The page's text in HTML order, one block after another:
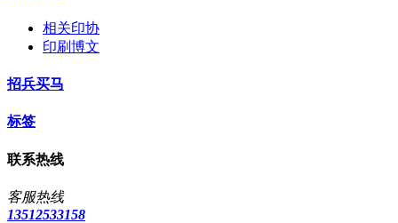
相关印协
印刷博文
招兵买马
标签
联系热线
客服热线
13512533158